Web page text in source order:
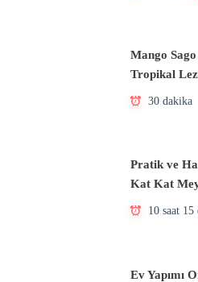
Mango
Tropikal
30 dakika
Pratik ve
Kat Kat
10 saat
Ev Yapımı